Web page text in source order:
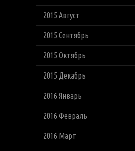
2015 Август
2015 Сентябрь
2015 Октябрь
2015 Декабрь
2016 Январь
2016 Февраль
2016 Март